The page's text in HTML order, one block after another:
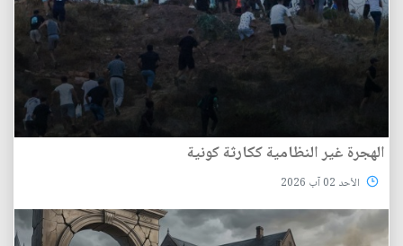
الهجرة غير النظامية ككارثة كونية
الأحد 02 آب 2026